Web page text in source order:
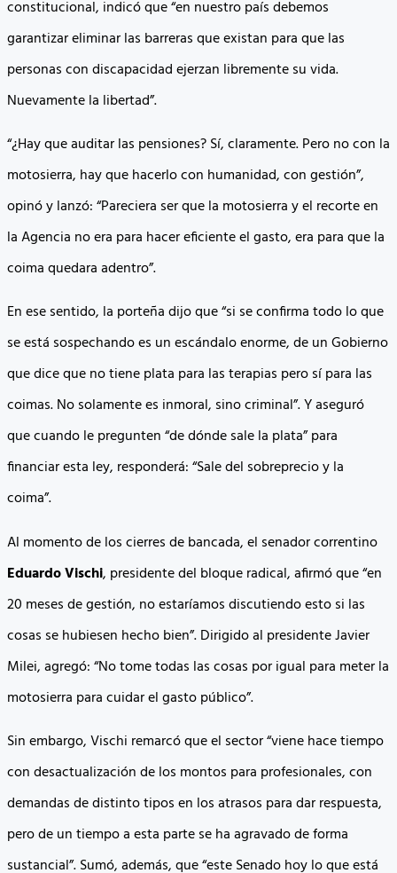
constitucional, indicó que “en nuestro país debemos
garantizar eliminar las barreras que existan para que las
personas con discapacidad ejerzan libremente su vida.
Nuevamente la libertad”.
“¿Hay que auditar las pensiones? Sí, claramente. Pero no con la
motosierra, hay que hacerlo con humanidad, con gestión”,
opinó y lanzó: “Pareciera ser que la motosierra y el recorte en
la Agencia no era para hacer eficiente el gasto, era para que la
coima quedara adentro”.
En ese sentido, la porteña dijo que “si se confirma todo lo que
se está sospechando es un escándalo enorme, de un Gobierno
que dice que no tiene plata para las terapias pero sí para las
coimas. No solamente es inmoral, sino criminal”. Y aseguró
que cuando le pregunten “de dónde sale la plata” para
financiar esta ley, responderá: “Sale del sobreprecio y la
coima”.
Al momento de los cierres de bancada, el senador correntino
Eduardo Vischi, presidente del bloque radical, afirmó que “en
20 meses de gestión, no estaríamos discutiendo esto si las
cosas se hubiesen hecho bien”. Dirigido al presidente Javier
Milei, agregó: “No tome todas las cosas por igual para meter la
motosierra para cuidar el gasto público”.
Sin embargo, Vischi remarcó que el sector “viene hace tiempo
con desactualización de los montos para profesionales, con
demandas de distinto tipos en los atrasos para dar respuesta,
pero de un tiempo a esta parte se ha agravado de forma
sustancial”. Sumó, además, que “este Senado hoy lo que está